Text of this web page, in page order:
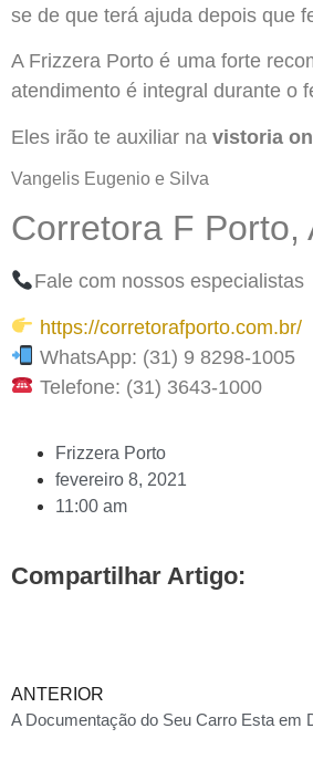
se de que terá ajuda depois que
A Frizzera Porto é uma forte
atendimento é integral durante o
Eles irão te auxiliar na vistoria
Vangelis Eugenio e Silva
Corretora F Porto,
Fale com nossos especialistas
https://corretorafporto.com.br/
WhatsApp: (31) 9 8298-1005
Telefone: (31) 3643-1000
Frizzera Porto
fevereiro 8, 2021
11:00 am
Compartilhar Artigo:
ANTERIOR
A Documentação do Seu Carro Esta em